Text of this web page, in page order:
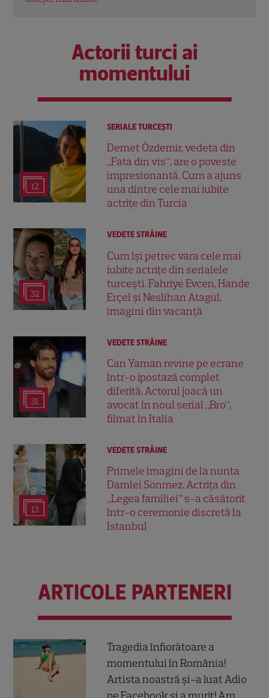
Actorii turci ai
momentului
12
SERIALE TURCEŞTI
Demet Özdemir, vedeta din
„Fata din vis”, are o poveste
impresionantă. Cum a ajuns
una dintre cele mai iubite
actrițe din Turcia
32
VEDETE STRĂINE
Cum își petrec vara cele mai
iubite actrițe din serialele
turcești. Fahriye Evcen, Hande
Erçel și Neslihan Atagül,
imagini din vacanță
31
VEDETE STRĂINE
Can Yaman revine pe ecrane
într-o ipostază complet
diferită. Actorul joacă un
avocat în noul serial „Bro”,
filmat în Italia
13
VEDETE STRĂINE
Primele imagini de la nunta
Damlei Sönmez. Actrița din
„Legea familiei” s-a căsătorit
într-o ceremonie discretă la
Istanbul
ARTICOLE PARTENERI
Tragedia înfiorătoare a
momentului în România!
Artista noastră și-a luat Adio